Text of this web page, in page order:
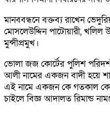
মানববন্ধনে বক্তব্য রাখেন
মোসলেউদ্দিন পাটোয়ারী,
মুন্সীপ্রমুখ।
ভোলা জজ কোর্টের পুলিশ
আলী নামের একজন বাদী হয়ে
এই নামে একজন কে গতকাল
চাইলে বিজ্ঞ আদালত রিমান্ড